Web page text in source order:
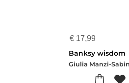
€ 17,99
Banksy wisdom